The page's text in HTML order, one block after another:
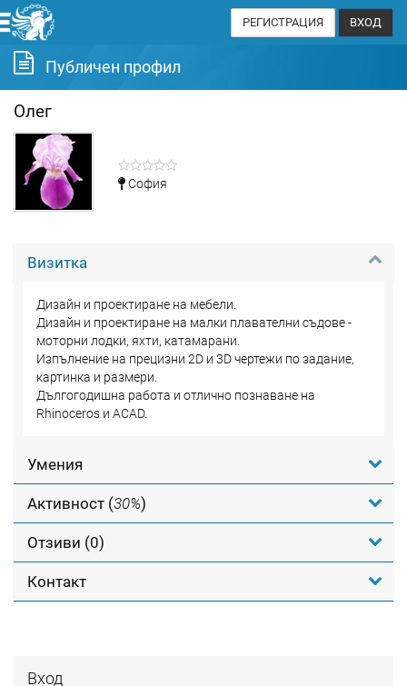
РЕГИСТРАЦИЯ ВХОД
Вход
Публичен профил
Олег
София
Визитка
Дизайн и проектиране на мебели.
Дизайн и проектиране на малки плавателни съдове -
моторни лодки, яхти, катамарани.
Изпълнение на прецизни 2D и 3D чертежи по задание,
картинка и размери.
Дългогодишна работа и отлично познаване на
Rhinoceros и ACAD.
Умения
Активност (30%)
Отзиви (0)
Контакт